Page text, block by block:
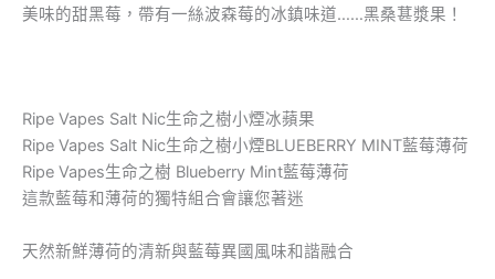
美味的甜黑莓，帶有一絲波森莓的冰鎮味道……黑桑葚漿果！
Ripe Vapes Salt Nic生命之樹小煙冰蘋果
Ripe Vapes Salt Nic生命之樹小煙BLUEBERRY MINT藍莓薄荷
Ripe Vapes生命之樹 Blueberry Mint藍莓薄荷
這款藍莓和薄荷的獨特組合會讓您著迷
天然新鮮薄荷的清新與藍莓異國風味和諧融合